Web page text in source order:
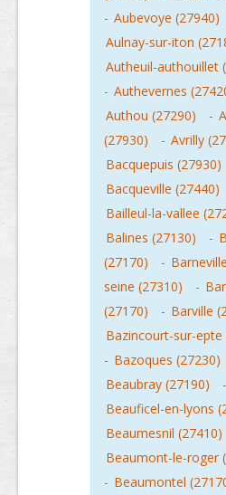
- Aubevoye (27940)
Aulnay-sur-iton
Autheuil-authouillet
- Authevernes
Authou (27290)
-
(27930)
- Avrilly
Bacquepuis (27930)
Bacqueville (27440)
Bailleul-la-vallee
Balines (27130)
-
(27170)
-
seine (27310)
-
(27170)
- Barville
Bazincourt-sur-epte
- Bazoques (27230)
Beaubray (27190)
-
Beauficel-en-lyons
Beaumesnil (27410)
Beaumont-le-roger
- Beaumontel